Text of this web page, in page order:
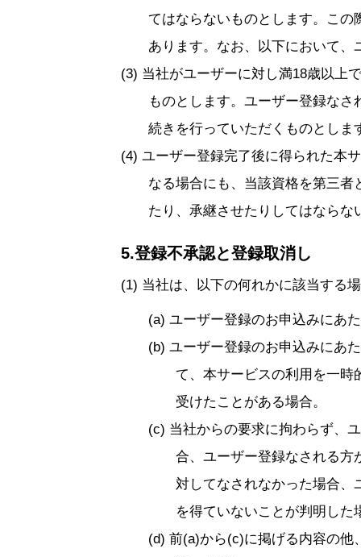
てはならないものとします。こ
あります。なお、以下において
当社がユーザーに対し満18歳以上
ものとします。ユーザー登録な
続きを行っていただくものとしま
ユーザー登録完了後に得られた本
なる場合にも、当該資格を第三
たり、承継させたりしてはならな
5.登録不承認と登録取消し
当社は、以下の何れかに該当する
ユーザー登録のお申込みにあ
ユーザー登録のお申込みにあ
て、本サービスの利用を一
受けたことがある場合。
当社からの要求に拘わらず、
合、ユーザー登録なされる方
対してなされなかった場合、
を得ていないことが判明し
前(a)から(c)に掲げる内容の他